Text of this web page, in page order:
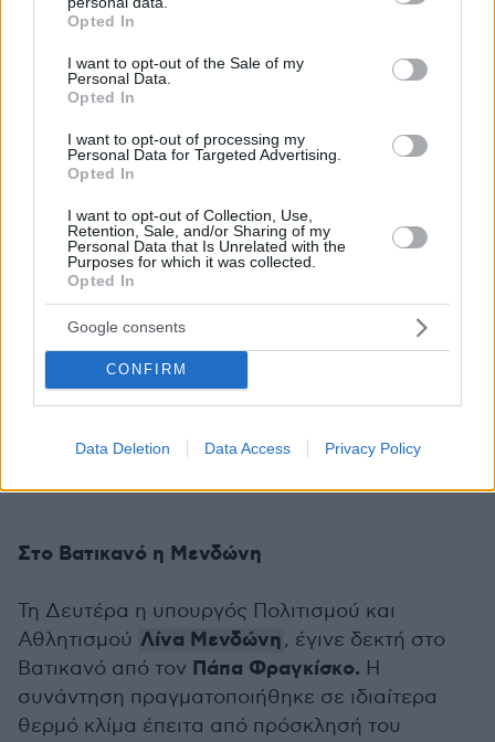
grant or deny consent to Google and its third-party tags to
use your data for below specified purposes in below Google
consent section.
Opted In
I want to opt-out of the Sale of my
Personal Data.
Opted In
I want to opt-out of processing my
Personal Data for Targeted Advertising.
Opted In
I want to opt-out of Collection, Use,
Retention, Sale, and/or Sharing of my
Personal Data that Is Unrelated with the
Purposes for which it was collected.
Opted In
Google consents
CONFIRM
Data Deletion Data Access Privacy Policy
H νότια μετόπη (φώτο άρθρου) όπου απεικονίζεται η
Κενταυρομαχία. Εκεί βρισκόταν ο γενειοφόρος Κένταυρος, που
Στο Βατικανό η Μενδώνη
Τη Δευτέρα η υπουργός Πολιτισμού και
Αθλητισμού Λίνα Μενδώνη, έγινε δεκτή στο
Βατικανό από τον Πάπα Φραγκίσκο. Η
συνάντηση πραγματοποιήθηκε σε ιδιαίτερα
θερμό κλίμα έπειτα από πρόσκλησή του